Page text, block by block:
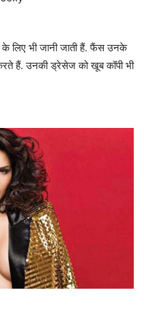
लिए भी जानी जाती हैं. फैंस उनके
हैं. उनकी ड्रेसेज को खूब कॉपी भी